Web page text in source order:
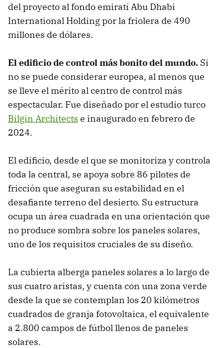
del proyecto al fondo emiratí Abu Dhabi
International Holding por la friolera de 490
millones de dólares.
El edificio de control más bonito del mundo. Si
no se puede considerar europea, al menos que
se lleve el mérito al centro de control más
espectacular. Fue diseñado por el estudio turco
Bilgin Architects e inaugurado en febrero de
2024.
El edificio, desde el que se monitoriza y controla
toda la central, se apoya sobre 86 pilotes de
fricción que aseguran su estabilidad en el
desafiante terreno del desierto. Su estructura
ocupa un área cuadrada en una orientación que
no produce sombra sobre los paneles solares,
uno de los requisitos cruciales de su diseño.
La cubierta alberga paneles solares a lo largo de
sus cuatro aristas, y cuenta con una zona verde
desde la que se contemplan los 20 kilómetros
cuadrados de granja fotovoltaica, el equivalente
a 2.800 campos de fútbol llenos de paneles
solares.